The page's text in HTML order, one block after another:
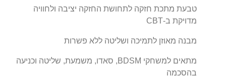
טבעת מתכת חזקה לתחושת החזקה יציבה ולחוויה
מדויקת ב-CBT
מבנה מאוזן לתמיכה ושליטה ללא פשרות
מתאים למשחקי BDSM, סאדו, משמעת, שליטה וכניעה
בהסכמה